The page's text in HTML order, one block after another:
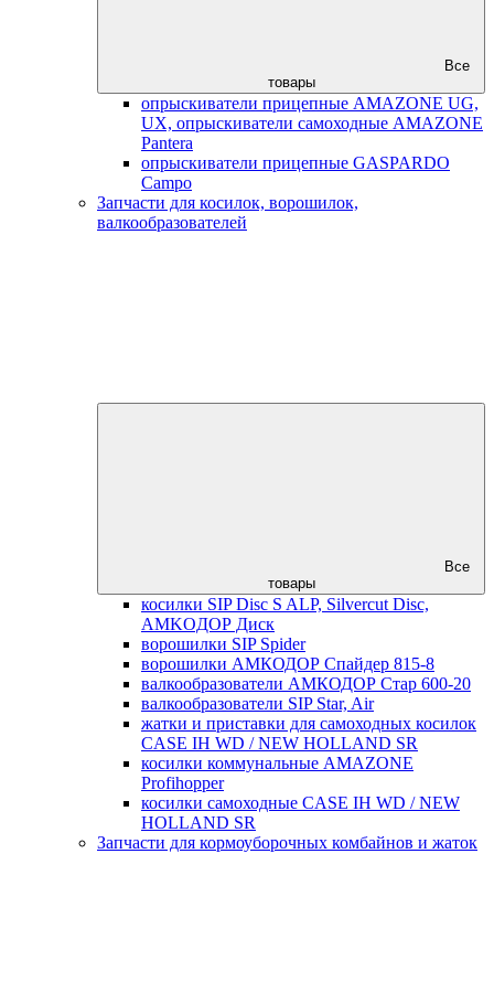
Все
товары
опрыскиватели прицепные AMAZONE UG,
UX, опрыскиватели самоходные AMAZONE
Pantera
опрыскиватели прицепные GASPARDO
Campo
Запчасти для косилок, ворошилок,
валкообразователей
Все
товары
косилки SIP Disc S ALP, Silvercut Disc,
AMKOДОР Диск
ворошилки SIP Spider
ворошилки АМКОДОР Спайдер 815-8
валкообразователи АМКОДОР Стар 600-20
валкообразователи SIP Star, Air
жатки и приставки для самоходных косилок
CASE IH WD / NEW HOLLAND SR
косилки коммунальные AMAZONE
Profihopper
косилки самоходные CASE IH WD / NEW
HOLLAND SR
Запчасти для кормоуборочных комбайнов и жаток